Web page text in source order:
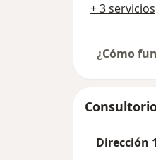
+ 3 servicios
¿Cómo
Dirección 1